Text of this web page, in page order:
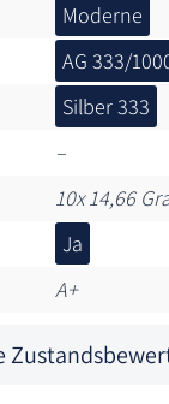
Moderne
AG 333/
Silber 333
–
10x 14,66
Ja
A+